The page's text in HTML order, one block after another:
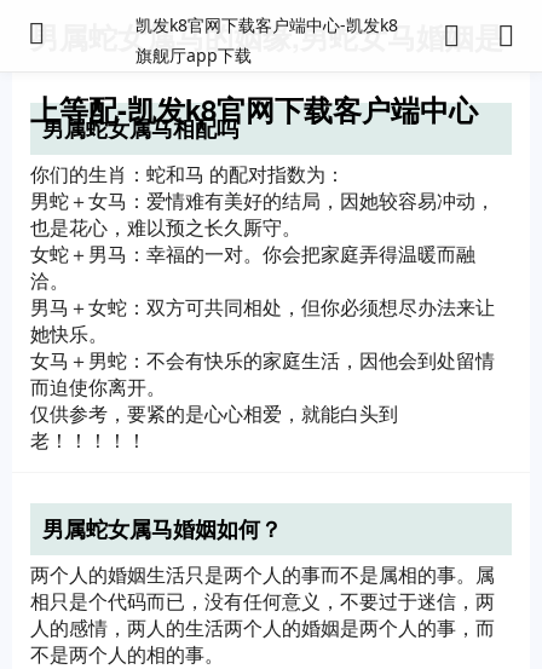
凯发k8官网下载客户端中心-凯发k8
旗舰厅app下载
男属蛇女属马的姻缘,男蛇女马婚姻是
上等配-凯发k8官网下载客户端中心
男属蛇女属马相配吗
你们的生肖：蛇和马 的配对指数为：
男蛇＋女马：爱情难有美好的结局，因她较容易冲动，
也是花心，难以预之长久厮守。
女蛇＋男马：幸福的一对。你会把家庭弄得温暖而融
洽。
男马＋女蛇：双方可共同相处，但你必须想尽办法来让
她快乐。
女马＋男蛇：不会有快乐的家庭生活，因他会到处留情
而迫使你离开。
仅供参考，要紧的是心心相爱，就能白头到
老！！！！！
男属蛇女属马婚姻如何？
两个人的婚姻生活只是两个人的事而不是属相的事。属
相只是个代码而已，没有任何意义，不要过于迷信，两
人的感情，两人的生活两个人的婚姻是两个人的事，而
不是两个人的相的事。